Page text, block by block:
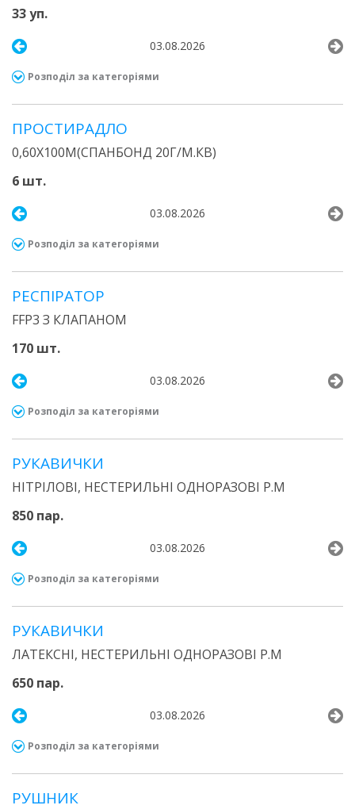
33 уп.
03.08.2026
Розподіл за категоріями
ПРОСТИРАДЛО
0,60Х100М(СПАНБОНД 20Г/М.КВ)
6 шт.
03.08.2026
Розподіл за категоріями
РЕСПІРАТОР
FFP3 З КЛАПАНОМ
170 шт.
03.08.2026
Розподіл за категоріями
РУКАВИЧКИ
НІТРІЛОВІ, НЕСТЕРИЛЬНІ ОДНОРАЗОВІ Р.М
850 пар.
03.08.2026
Розподіл за категоріями
РУКАВИЧКИ
ЛАТЕКСНІ, НЕСТЕРИЛЬНІ ОДНОРАЗОВІ Р.М
650 пар.
03.08.2026
Розподіл за категоріями
РУШНИК